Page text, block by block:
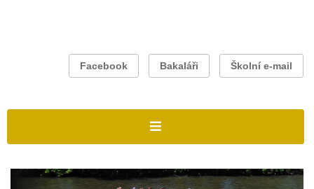
Facebook Bakaláři Školní e-mail